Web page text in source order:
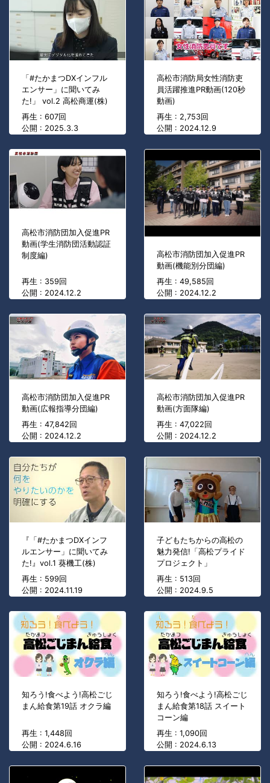
「#たかまつDXインフル
エンサー」に聞いてみ
た!」 vol.2 高松商運(株)
再生 : 607回
公開 : 2025.3.3
高松市消防局女性消防吏
員活躍推進PR動画(120秒
動画)
再生 : 2,753回
公開 : 2024.12.9
高松市消防団加入促進PR
動画(学生消防団活動認証
制度編)
再生 : 359回
公開 : 2024.12.2
高松市消防団加入促進PR
動画(機能別分団編)
再生 : 49,585回
公開 : 2024.12.2
高松市消防団加入促進PR
動画(広報指導分団編)
再生 : 47,842回
公開 : 2024.12.2
高松市消防団加入促進PR
動画(方面隊編)
再生 : 47,022回
公開 : 2024.12.2
『「#たかまつDXインフ
ルエンサー」に聞いてみ
た!』vol.1 葵機工(株)
再生 : 599回
公開 : 2024.11.19
子どもたちからの高松の
魅力発信!「高松プライド
プロジェクト」
再生 : 513回
公開 : 2024.9.5
知ろう!食べよう!高松ごじ
まん給食第19話 オクラ編
再生 : 1,448回
公開 : 2024.6.16
知ろう!食べよう!高松ごじ
まん給食第18話 スイート
コーン編
再生 : 1,090回
公開 : 2024.6.13